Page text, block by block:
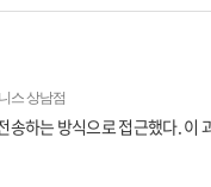
스 상남점
송하는 방식으로 접근했다. 이